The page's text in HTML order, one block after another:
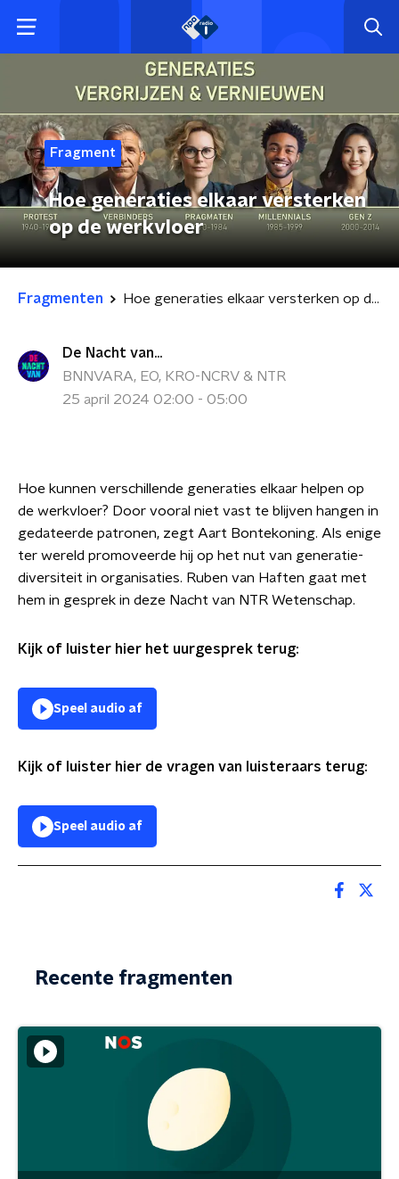
Fragment
Hoe generaties elkaar versterken
op de werkvloer
Fragmenten Hoe generaties elkaar versterken op de werkvloer
De Nacht van...
BNNVARA, EO, KRO-NCRV & NTR
25 april 2024 02:00 - 05:00
Hoe kunnen verschillende generaties elkaar helpen op
de werkvloer? Door vooral niet vast te blijven hangen in
gedateerde patronen, zegt Aart Bontekoning. Als enige
ter wereld promoveerde hij op het nut van generatie-
diversiteit in organisaties. Ruben van Haften gaat met
hem in gesprek in deze Nacht van NTR Wetenschap.
Kijk of luister hier het uurgesprek terug:
Speel audio af
Kijk of luister hier de vragen van luisteraars terug:
Speel audio af
Recente fragmenten